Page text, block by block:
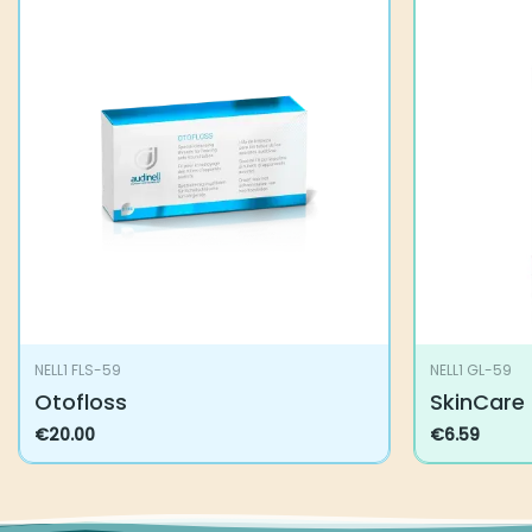
NELL1 FLS-59
Otofloss
€20.00
NELL1 GL-59
SkinCare
€6.59